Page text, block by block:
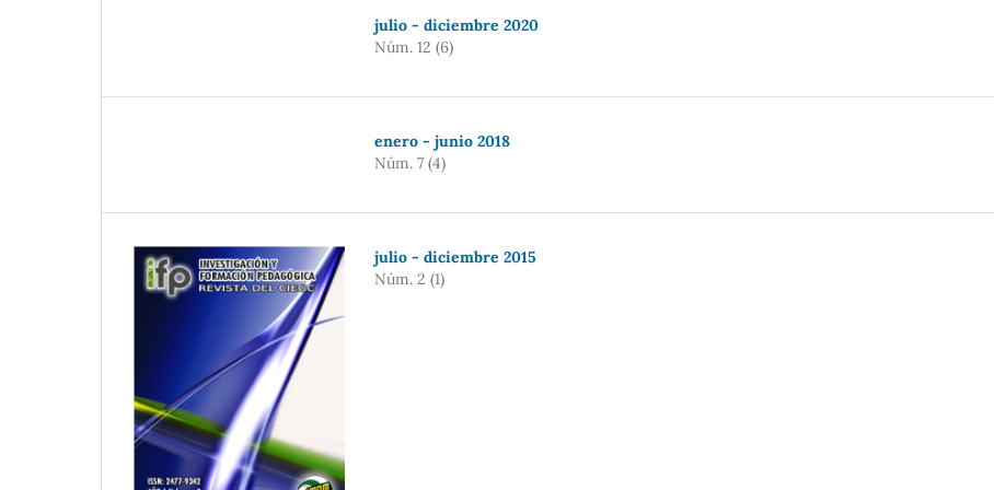
julio - diciembre 2020
Núm. 12 (6)
enero - junio 2018
Núm. 7 (4)
julio - diciembre 2015
Núm. 2 (1)